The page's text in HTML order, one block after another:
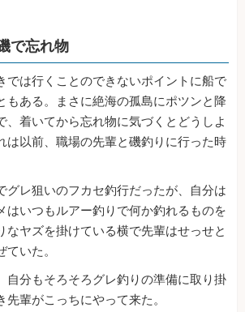
で忘れ物
では行くことのできないポイントに船で
もある。まさに絶海の孤島にポツンと降
、着いてから忘れ物に気づくとどうしよ
は以前、職場の先輩と磯釣りに行った時
グレ狙いのフカセ釣行だったが、自分は
はいつもルアー釣りで何か釣れるものを
なヤズを掛けている横で先輩はせっせと
いた。
自分もそろそろグレ釣りの準備に取り掛
輩がこっちにやって来た。